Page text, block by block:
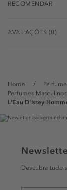
Home
Perfumes Masculinos
L'Eau D'Issey
RECOMENDAR
AVALIAÇÕES (0)
Descubra tudo